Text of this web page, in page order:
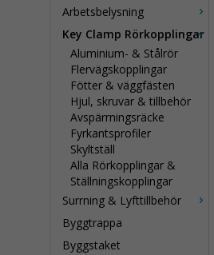
Arbetsbelysning
Key Clamp Rörkopplingar
Aluminium- & Stålrör
Flervägskopplingar
Fötter & väggfästen
Hjul, skruvar & tillbehör
Avspärrningsräcke
Fyrkantsprofiler
Skyltställ
Alla Rörkopplingar &
Ställningskopplingar
Surrning & Lyfttillbehör
Byggtrappa
Byggstaket